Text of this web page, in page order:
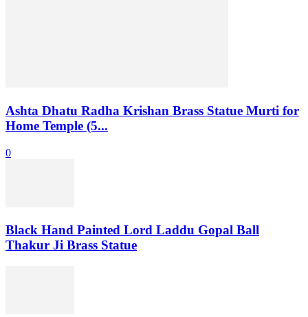
Ashta Dhatu Radha Krishan Brass Statue Murti for
Home Temple (5...
0
Black Hand Painted Lord Laddu Gopal Ball
Thakur Ji Brass Statue